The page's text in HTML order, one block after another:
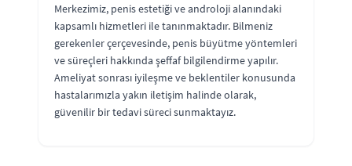
Merkezimiz, penis estetiği ve androloji alanındaki
kapsamlı hizmetleri ile tanınmaktadır. Bilmeniz
gerekenler çerçevesinde, penis büyütme yöntemleri
ve süreçleri hakkında şeffaf bilgilendirme yapılır.
Ameliyat sonrası iyileşme ve beklentiler konusunda
hastalarımızla yakın iletişim halinde olarak,
güvenilir bir tedavi süreci sunmaktayız.